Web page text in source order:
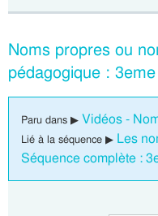
Noms propres ou
pédagogique :
Paru dans ▶ Vidéos -
Lié à la séquence ▶ Les
Séquence complète :